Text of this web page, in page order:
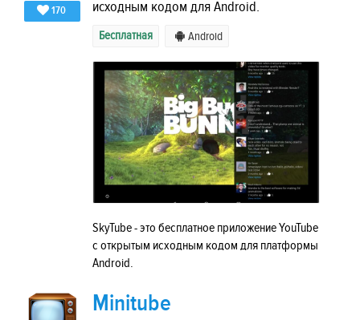
170
исходным кодом для Android.
Бесплатная Android
SkyTube - это бесплатное приложение YouTube
с открытым исходным кодом для платформы
Android.
Minitube